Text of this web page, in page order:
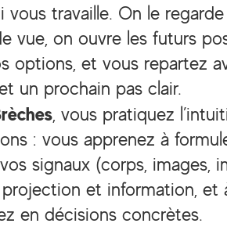
vous travaille. On le
vue, on ouvre les futurs
options, et vous repartez
un prochain pas clair.
, vous pratiquez
: vous apprenez à
signaux (corps, images,
et information, et
en décisions concrètes.